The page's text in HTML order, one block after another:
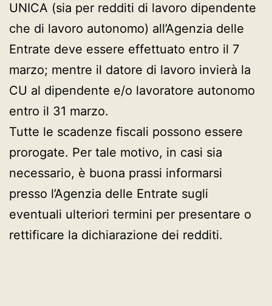
UNICA (sia per redditi di lavoro dipendente
che di lavoro autonomo) all’Agenzia delle
Entrate deve essere effettuato entro il 7
marzo; mentre il datore di lavoro invierà la
CU al dipendente e/o lavoratore autonomo
entro il 31 marzo.
Tutte le scadenze fiscali possono essere
prorogate. Per tale motivo, in casi sia
necessario, è buona prassi informarsi
presso l’Agenzia delle Entrate sugli
eventuali ulteriori termini per presentare o
rettificare la dichiarazione dei redditi.